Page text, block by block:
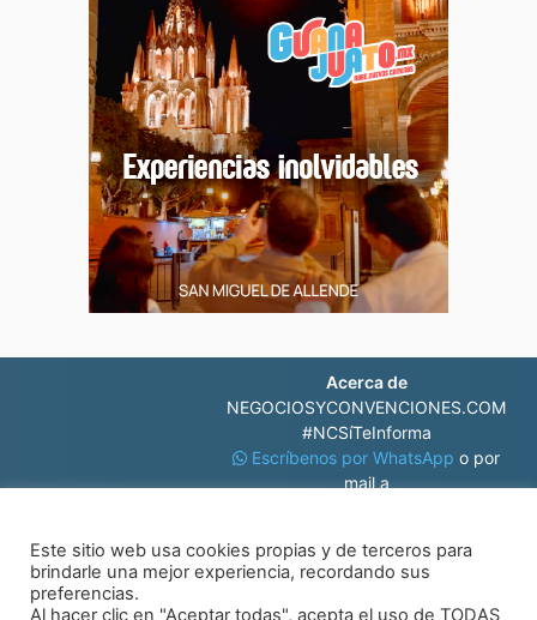
Acerca de
NEGOCIOSYCONVENCIONES.COM
#NCSíTeInforma
Escríbenos por WhatsAppo por
mail a
Este sitio web usa cookies propias y de terceros para
brindarle una mejor experiencia, recordando sus
preferencias.
Al hacer clic en "Aceptar todas", acepta el uso de TODAS